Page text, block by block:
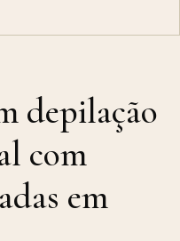
depilação
com
em